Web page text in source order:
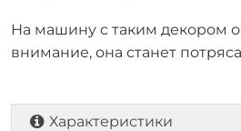
На машину с таким декором
внимание, она станет
Характеристики